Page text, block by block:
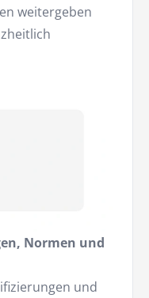
weitergeben
Normen und
und